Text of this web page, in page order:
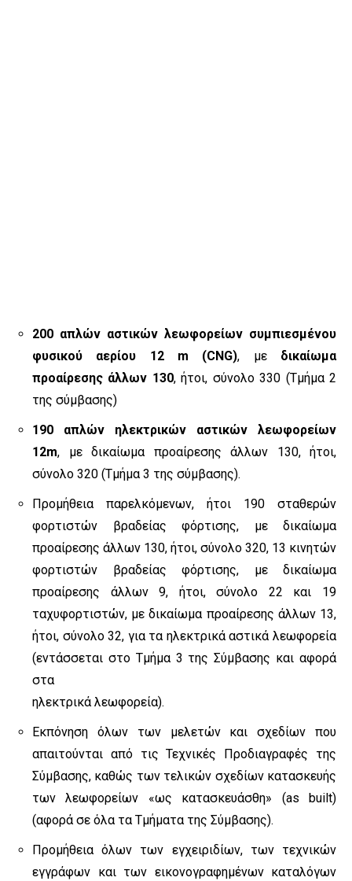
200 απλών αστικών λεωφορείων συμπιεσμένου
φυσικού αερίου 12 m (CNG), με δικαίωμα
προαίρεσης άλλων 130, ήτοι, σύνολο 330 (Τμήμα 2
της σύμβασης)
190 απλών ηλεκτρικών αστικών λεωφορείων
12m, με δικαίωμα προαίρεσης άλλων 130, ήτοι,
σύνολο 320 (Τμήμα 3 της σύμβασης).
Προμήθεια παρελκόμενων, ήτοι 190 σταθερών
φορτιστών βραδείας φόρτισης, με δικαίωμα
προαίρεσης άλλων 130, ήτοι, σύνολο 320, 13 κινητών
φορτιστών βραδείας φόρτισης, με δικαίωμα
προαίρεσης άλλων 9, ήτοι, σύνολο 22 και 19
ταχυφορτιστών, με δικαίωμα προαίρεσης άλλων 13,
ήτοι, σύνολο 32, για τα ηλεκτρικά αστικά λεωφορεία
(εντάσσεται στο Τμήμα 3 της Σύμβασης και αφορά
στα
ηλεκτρικά λεωφορεία).
Εκπόνηση όλων των μελετών και σχεδίων που
απαιτούνται από τις Τεχνικές Προδιαγραφές της
Σύμβασης, καθώς των τελικών σχεδίων κατασκευής
των λεωφορείων «ως κατασκευάσθη» (as built)
(αφορά σε όλα τα Τμήματα της Σύμβασης).
Προμήθεια όλων των εγχειριδίων, των τεχνικών
εγγράφων και των εικονογραφημένων καταλόγων